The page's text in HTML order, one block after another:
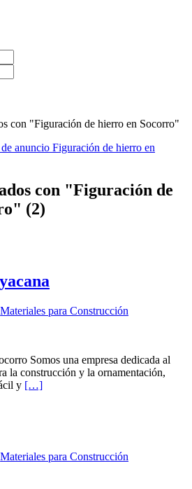
con "Figuración de hierro en Socorro"
anuncio Figuración de hierro en
con "Figuración de
(2)
Materiales para Construcción
Somos una empresa dedicada al
la construcción y la ornamentación,
y […]
Materiales para Construcción